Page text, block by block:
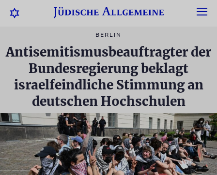
BERLIN
Antisemitismusbeauftragter der
Bundesregierung beklagt
israelfeindliche Stimmung an
deutschen Hochschulen